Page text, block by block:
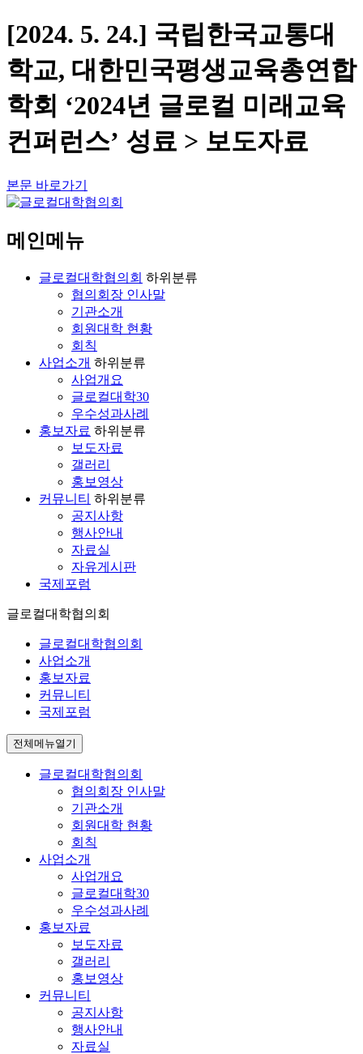
[2024. 5. 24.] 국립한국교통대
학교, 대한민국평생교육총연합
학회 ‘2024년 글로컬 미래교육
컨퍼런스’ 성료 > 보도자료
본문 바로가기
메인메뉴
글로컬대학협의회 하위분류
협의회장 인사말
기관소개
회원대학 현황
회칙
사업소개 하위분류
사업개요
글로컬대학30
우수성과사례
홍보자료 하위분류
보도자료
갤러리
홍보영상
커뮤니티 하위분류
공지사항
행사안내
자료실
자유게시판
국제포럼
글로컬대학협의회
글로컬대학협의회
사업소개
홍보자료
커뮤니티
국제포럼
전체메뉴열기
글로컬대학협의회
협의회장 인사말
기관소개
회원대학 현황
회칙
사업소개
사업개요
글로컬대학30
우수성과사례
홍보자료
보도자료
갤러리
홍보영상
커뮤니티
공지사항
행사안내
자료실